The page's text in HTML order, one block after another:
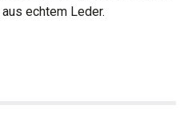
echtem Leder.